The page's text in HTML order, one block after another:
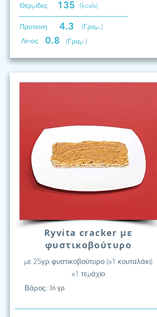
Θερμίδες 135 (kcals)
Προτεινη 4.3
(Γραμ.)
Λίπος
0.8 (Γραμ.)
Ryvita cracker με
φυστικοβούτυρο
με 25γρ φυστικοβούτυρο (x1 κουταλάκι)
x1 τεμάχιο
Βάρος: 36 γρ.